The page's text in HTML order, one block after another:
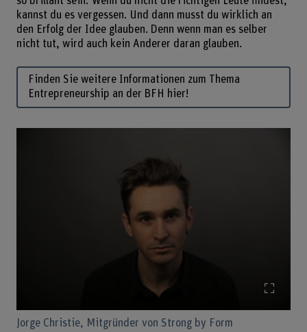
kannst du es vergessen. Und dann musst du wirklich an
den Erfolg der Idee glauben. Denn wenn man es selber
nicht tut, wird auch kein Anderer daran glauben.
Finden Sie weitere Informationen zum Thema
Entrepreneurship an der BFH hier!
Jorge Christie, Mitgründer von Strong by Form